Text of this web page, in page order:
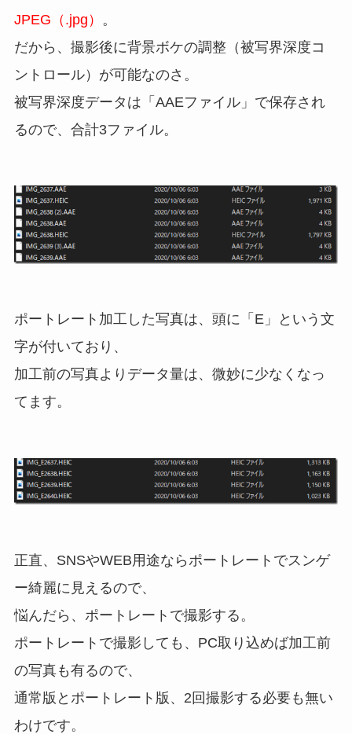
JPEG（.jpg）
。
だから、撮影後に背景ボケの調整（被写界深度コ
ントロール）が可能なのさ。
被写界深度データは「AAEファイル」で保存され
るので、合計3ファイル。
ポートレート加工した写真は、頭に「E」という文
字が付いており、
加工前の写真よりデータ量は、微妙に少なくなっ
てます。
正直、SNSやWEB用途ならポートレートでスンゲ
ー綺麗に見えるので、
悩んだら、ポートレートで撮影する。
ポートレートで撮影しても、PC取り込めば加工前
の写真も有るので、
通常版とポートレート版、2回撮影する必要も無い
わけです。